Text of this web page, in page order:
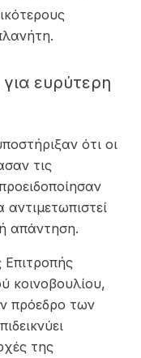
ευρύτερη
ότι οι
τις
αντιμετωπιστεί
απάντηση.
Επιτροπής
κοινοβουλίου,
πρόεδρο των
της